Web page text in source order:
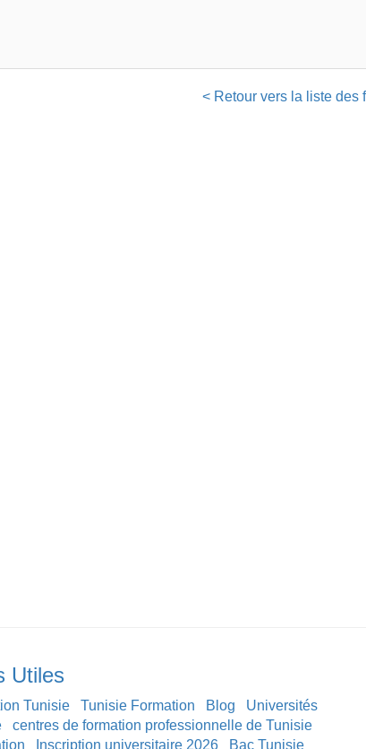
< Retour vers la liste des
Utiles
Tunisie Tunisie Formation Blog
Universités
centres de formation professionnelle de Tunisie
Inscription universitaire 2026 Bac Tunisie